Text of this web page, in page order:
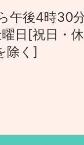
午後4時30
日[祝日・
除く]